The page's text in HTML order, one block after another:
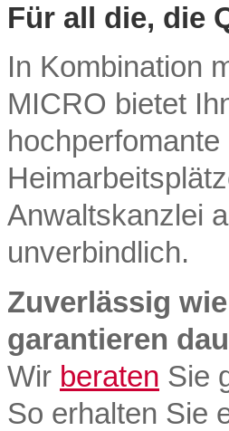
Für all die, die
In Kombination
MICRO bietet
Anwaltskanzlei
unverbindlich.
Zuverlässig
garantieren
Wir beraten Sie
So erhalten Sie